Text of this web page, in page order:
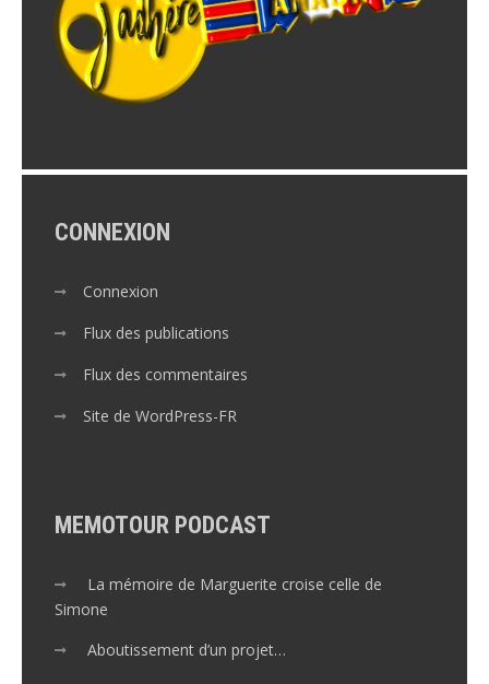
CONNEXION
Connexion
Flux des publications
Flux des commentaires
Site de WordPress-FR
MEMOTOUR PODCAST
La mémoire de Marguerite croise celle de
Simone
Aboutissement d’un projet…